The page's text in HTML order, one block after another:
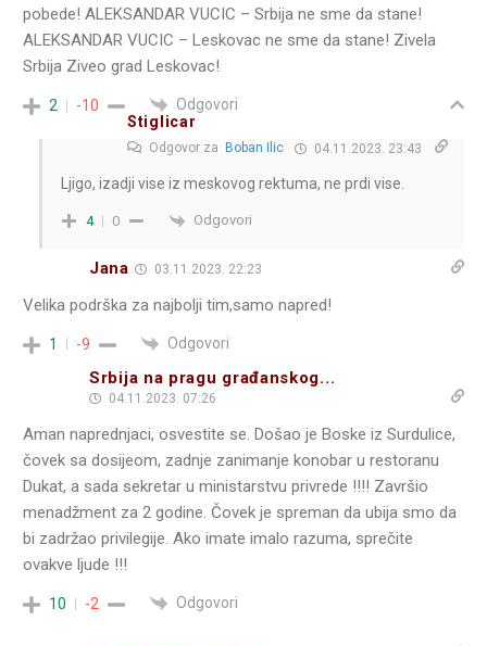
pobede! ALEKSANDAR VUCIC – Srbija ne sme da stane!
ALEKSANDAR VUCIC – Leskovac ne sme da stane! Zivela
Srbija Ziveo grad Leskovac!
2 -10
Odgovori
Stiglicar
Odgovor za Boban Ilic 04.11.2023. 23:43
Ljigo, izadji vise iz meskovog rektuma, ne prdi vise.
4 0 Odgovori
Jana 03.11.2023. 22:23
Velika podrška za najbolji tim,samo napred!
1 -9 Odgovori
Srbija na pragu građanskog...
04.11.2023. 07:26
Aman naprednjaci, osvestite se. Došao je Boske iz Surdulice,
čovek sa dosijeom, zadnje zanimanje konobar u restoranu
Dukat, a sada sekretar u ministarstvu privrede !!!! Završio
menadžment za 2 godine. Čovek je spreman da ubija smo da
bi zadržao privilegije. Ako imate imalo razuma, sprečite
ovakve ljude !!!
10 -2 Odgovori